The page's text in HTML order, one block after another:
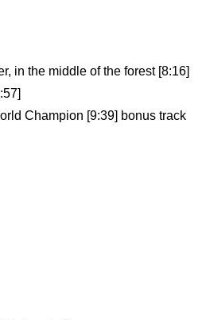
in the middle of the forest [8:16]
Champion [9:39] bonus track